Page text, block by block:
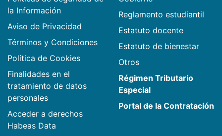
la Información
Aviso de Privacidad
Términos y Condiciones
Política de Cookies
Finalidades en el
tratamiento de datos
personales
Acceder a derechos
Habeas Data
Reglamento estudiantil
Estatuto docente
Estatuto de bienestar
Otros
Régimen Tributario
Especial
Portal de la Contratación